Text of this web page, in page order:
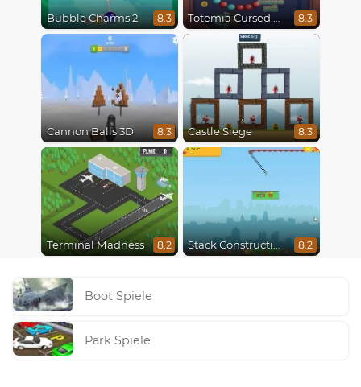
Bubble Charms 2 8.3 Totemia Cursed Marbles 8.3
Cannon Balls 3D 8.3 Castle Siege 8.3
Terminal Madness 8.2 Stack Construction 8.2
Boot Spiele
Park Spiele